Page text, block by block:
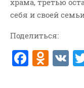
себя и своей
Поделиться:
F
a
O
d
V
K